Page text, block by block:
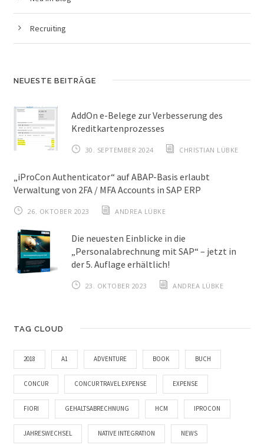
Recruiting
NEUESTE BEITRÄGE
AddOn e-Belege zur Verbesserung des
Kreditkartenprozesses
30. SEPTEMBER 2024 CHRISTIAN LÜBKE
„iProCon Authenticator“ auf ABAP-Basis erlaubt
Verwaltung von 2FA / MFA Accounts in SAP ERP
26. OKTOBER 2023 ANDREA LÜBKE
Die neuesten Einblicke in die
„Personalabrechnung mit SAP“ – jetzt in
der 5. Auflage erhältlich!
23. OKTOBER 2023 ANDREA LÜBKE
TAG CLOUD
2018 A1 ADVENTURE BOOK BUCH
CONCUR CONCUR TRAVEL EXPENSE EXPENSE
FIORI GEHALTSABRECHNUNG HCM IPROCON
JAHRESWECHSEL NATIVE INTEGRATION NEWS